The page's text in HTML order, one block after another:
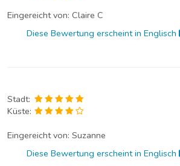
Eingereicht von: Claire C
Diese Bewertung erscheint in Englisch
Stadt:
Küste:
Eingereicht von: Suzanne
Diese Bewertung erscheint in Englisch